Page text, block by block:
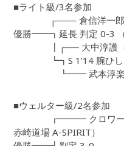
■ライト級/3名参加
┌─── 倉信洋一郎（
優勝━━┓延長 判定 0-3 （
┃┌── 大中淳護（山
┗┓S 1’14 腕ひし
┗━━ 武本淳楽（岡
■ウェルター級/2名参加
┏━━━ クロワード・
赤崎道場 A-SPIRIT）